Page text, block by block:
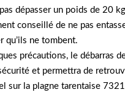
dépasser un poids de 20
conseillé de ne pas
qu’ils ne tombent.
précautions, le débarras
et permettra de
sur la plagne tarentaise